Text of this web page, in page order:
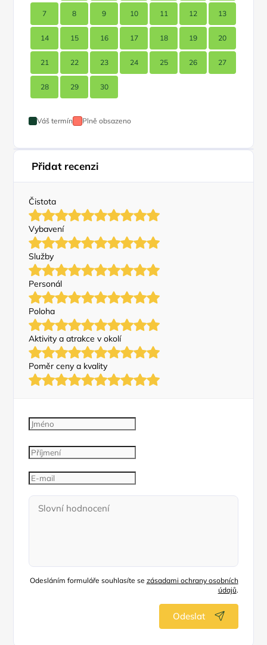
7 8 9 10 11 12 13
14 15 16 17 18 19 20
21 22 23 24 25 26 27
28 29 30
Váš termín Plně obsazeno
Přidat recenzi
Čistota
Vybavení
Služby
Personál
Poloha
Aktivity a atrakce v okolí
Poměr ceny a kvality
Odesláním formuláře souhlasíte se zásadami ochrany osobních
údajů.
Odeslat